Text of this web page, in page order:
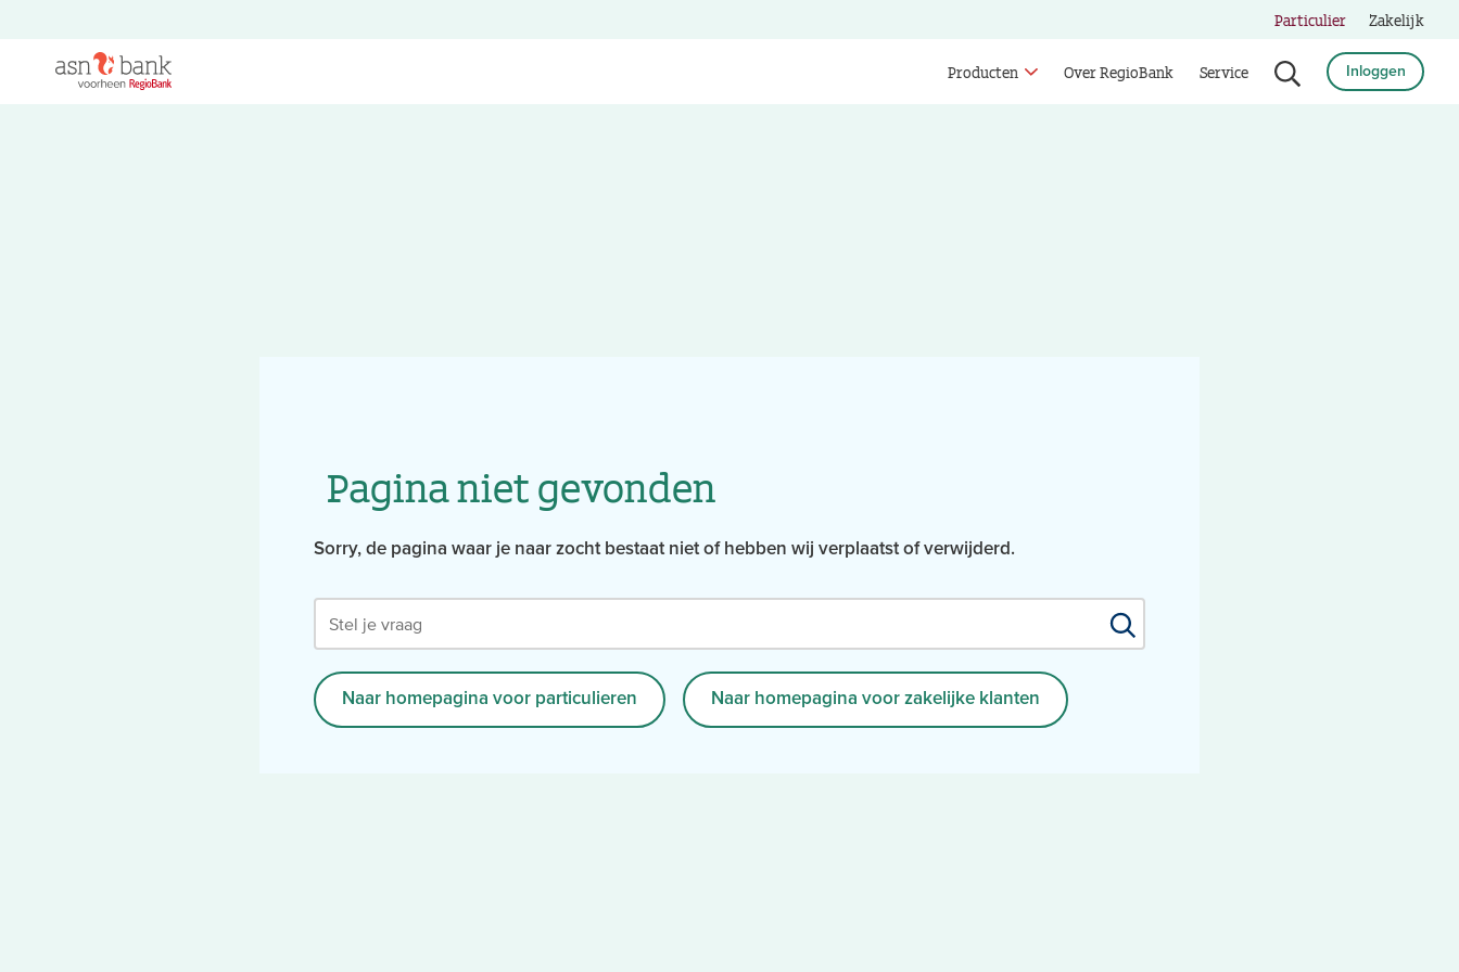
Producten Over RegioBank Service Inloggen
Particulier Zakelijk
Pagina niet gevonden
Sorry, de pagina waar je naar zocht bestaat niet of hebben wij verplaatst of verwijderd.
Stel je vraag Zoek
Naar homepagina voor particulieren Naar homepagina voor zakelijke klanten